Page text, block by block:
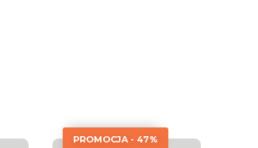
PROMOCJA - 47%